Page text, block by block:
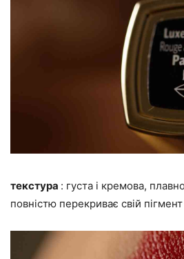
текстура : густа і кремова,
повністю перекриває свій